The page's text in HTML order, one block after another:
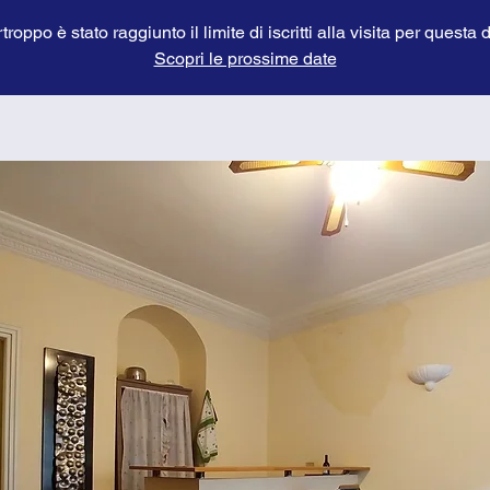
è stato raggiunto il limite di iscritti alla visita per questa
Scopri le prossime date